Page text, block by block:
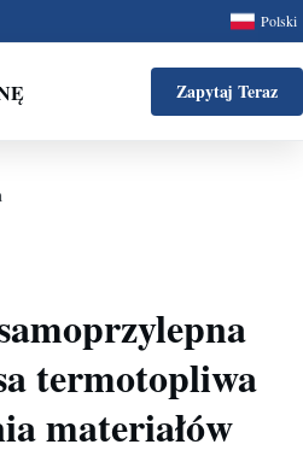
Polski
Zapytaj Teraz
termotopliwa
materiałów